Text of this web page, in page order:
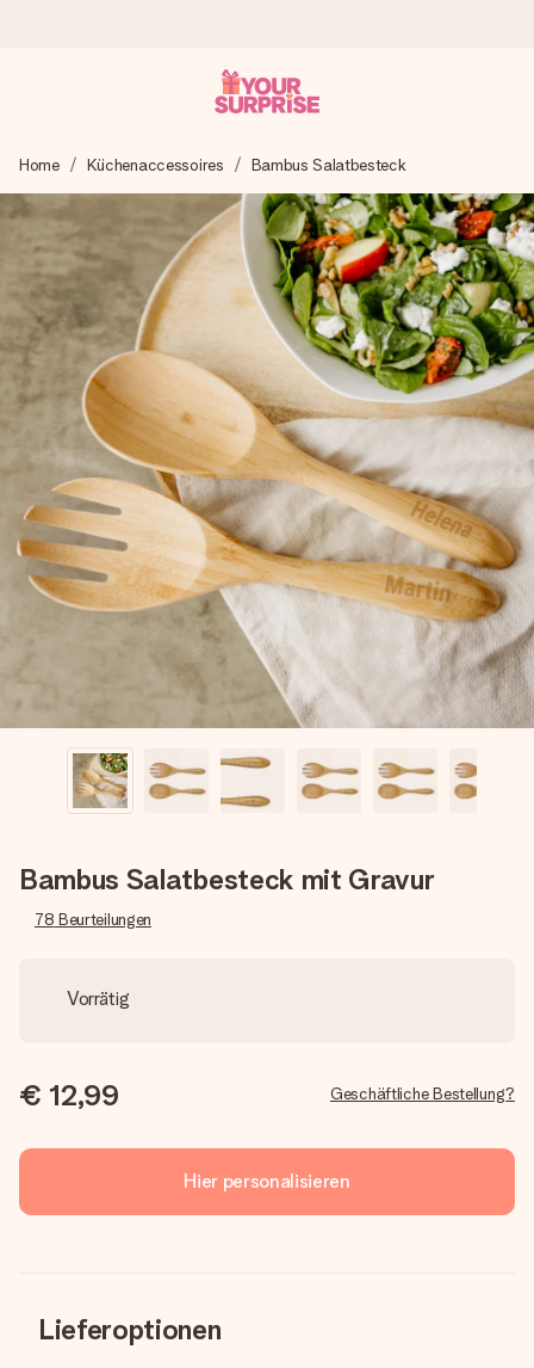
Wir bereiten dein Geschenk sorgfältig vor und schicken es
blitzschnell – damit du es genau zum richtigen Zeitpunkt
überreichen kannst, wenn es am meisten zählt.
4,8 (basierend auf +15.000 Bewertungen)
Unsere Geschenke begeistern. Kunden bewerten uns mit
4,8 bei Google Reviews (Gesamtergebnis aller Länder, in
die wir versenden).
Mit Liebe gemacht, im Handumdrehen
Erstelle etwas Einzigartiges in wenigen Schritten – mit
ihrem Namen, deinem Foto oder einer Nachricht von
Herzen. Kein Stress, nur pure Liebe für den perfekten
Moment.
Home Küchenaccessoires Bambus Salatbesteck
Bambus Salatbesteck mit Gravur
78 Beurteilungen
Vorrätig
€ 12,99 Geschäftliche Bestellung?
Hier personalisieren
Lieferoptionen